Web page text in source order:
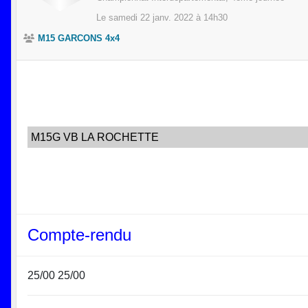
Le samedi 22 janv. 2022 à 14h30
M15 GARCONS 4x4
M15G VB LA ROCHETTE
Compte-rendu
25/00 25/00